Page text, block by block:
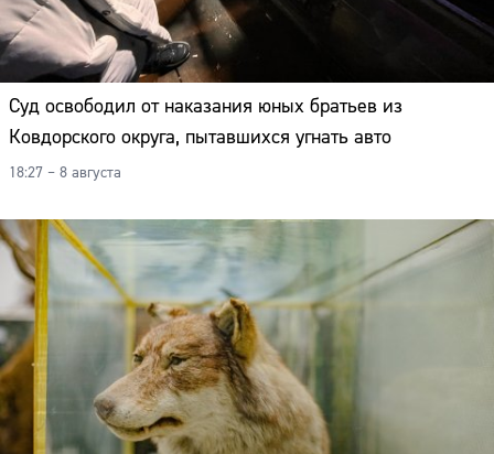
Суд освободил от наказания юных братьев из
Ковдорского округа, пытавшихся угнать авто
18:27 – 8 августа